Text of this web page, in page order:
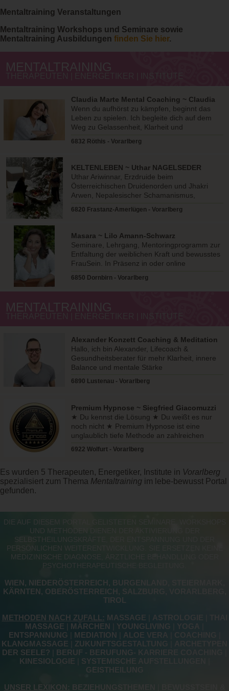
Mentaltraining Veranstaltungen
Mentaltraining Workshops und Seminare sowie
Mentaltraining Ausbildungen finden Sie hier.
MENTALTRAINING
Claudia Marte Mental Coaching ~ Claudia
Marte
Wenn du aufhörst zu kämpfen, beginnt das
Leben zu spielen. Ich begleite dich auf dem
Weg zu Gelassenheit, Klarheit und
6832 Röthis - Vorarlberg
KELTENLEBEN ~ Uthar NAGELSEDER
Uthar Ariwinnar, Erzdruide beim
Österreichischen Druidenorden und Jhakri
Arwen, Nepalesischer Schamanismus,
6820 Frastanz-Amerlügen - Vorarlberg
Masara ~ Lilo Amann-Schwarz
Seminare, Lehrgang, Mentoringprogramm zur
Entfaltung der weiblichen Kraft und bewusstes
FrauSein. In Präsenz in oder online
6850 Dornbirn - Vorarlberg
MENTALTRAINING
Alexander Konzett Coaching & Meditation
Hallo, ich bin Alexander, Lifecoach &
Gesundheitsberater für mehr Klarheit, innere
Balance und mentale Stärke
6890 Lustenau - Vorarlberg
Premium Hypnose ~ Siegfried Giacomuzzi
★ Du kennst die Lösung ★ Du weißt es nur
noch nicht ★ Premium Hypnose ist eine
unglaublich tiefe Methode an zahlreichen
6922 Wolfurt - Vorarlberg
Es wurden 5 Therapeuten, Energetiker, Institute in Vorarlberg
spezialisiert zum Thema Mentaltraining im lebe-bewusst Portal
gefunden.
DIE AUF DIESEM PORTAL GELISTETEN SEMINARE, WORKSHOPS
UND METHODEN DIENEN DER AKTIVIERUNG DER
SELBSTHEILUNGSKRÄFTE, DER ENTSPANNUNG UND DER
PERSÖNLICHEN WEITERENTWICKLUNG. SIE ERSETZEN KEINE
MEDIZINISCHE DIAGNOSE, ÄRZTLICHE BEHANDLUNG ODER
PSYCHOTHERAPEUTISCHE BEGLEITUNG.
WIEN, NIEDERÖSTERREICH, BURGENLAND, STEIERMARK,
KÄRNTEN, OBERÖSTERREICH, SALZBURG, VORARLBERG,
TIROL
METHODEN NACH ZUFALL: MASSAGE ASTROLOGIE
MASSAGE
MÄRCHEN YOUNGLIVING YOGA
ENTSPANNUNG
MEDIATION ALOE VERA COACHING
KLANGMASSAGE
ZUKUNFTSGESTALTUNG
DER SEELE?
BERUF - BERUFUNG- KARRIERE COACHING
KINESIOLOGIE
SYSTEMISCHE AUFSTELLUNGEN
GEISTHEILUNG
UNSER LEXIKON: BEZIEHUNGSTHEMEN